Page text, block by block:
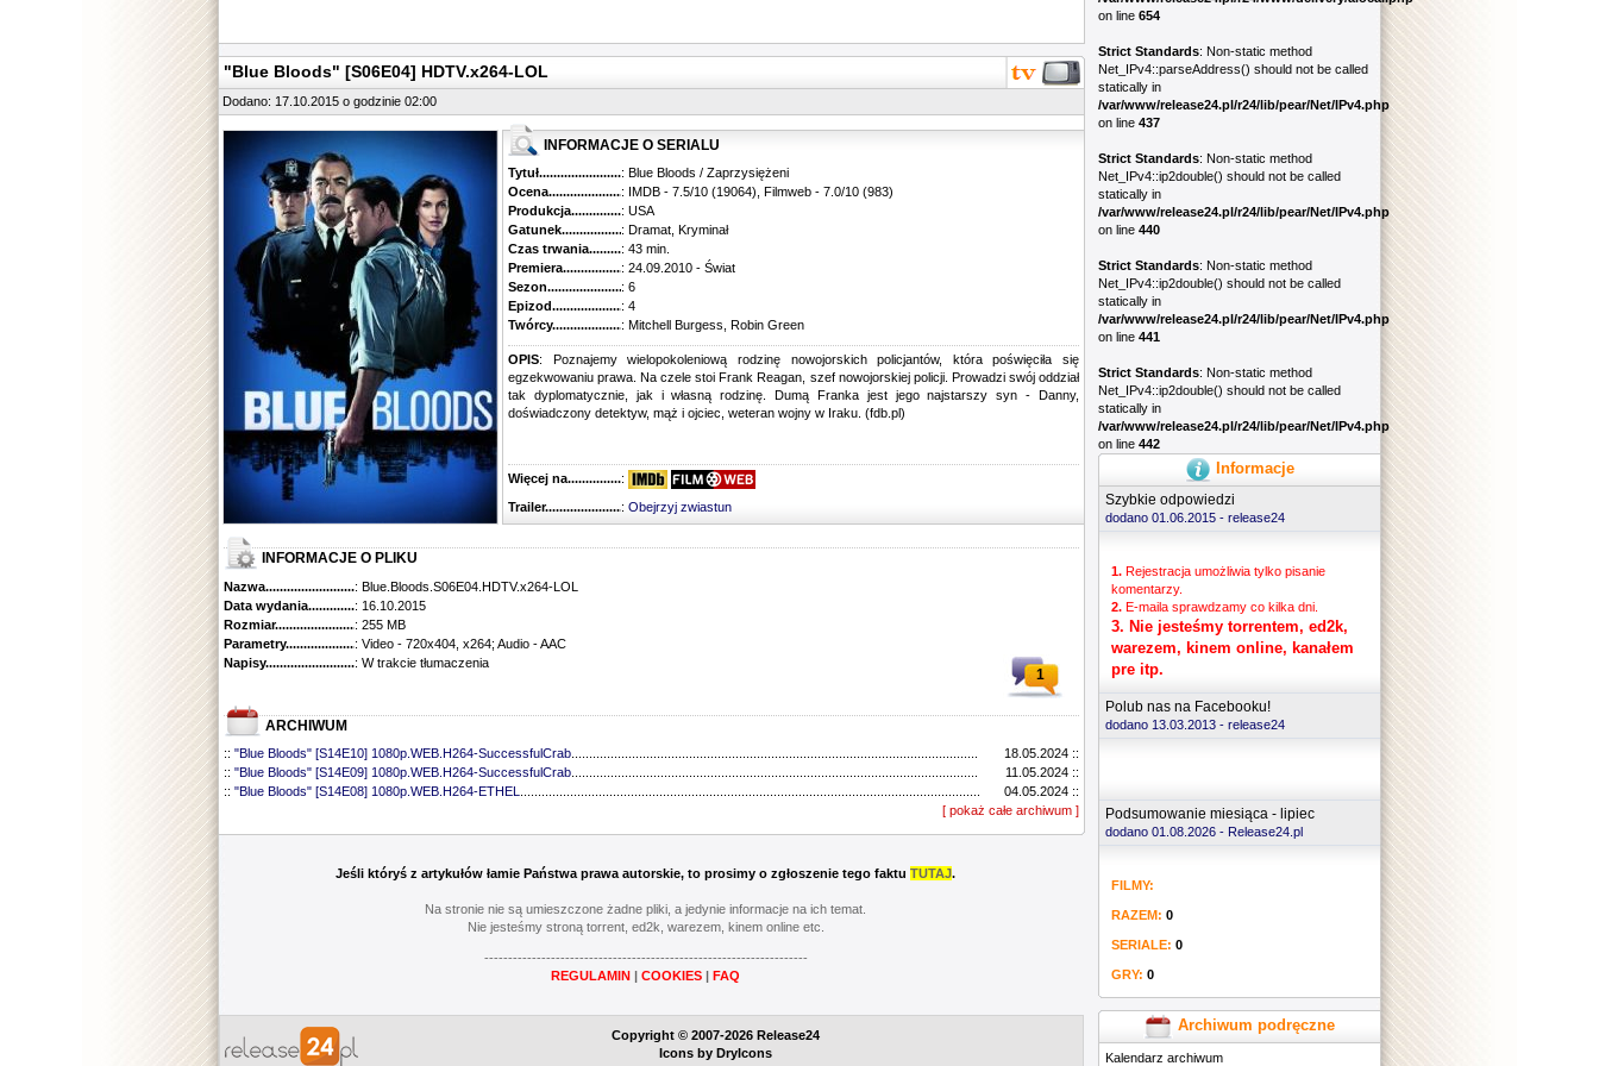
on line 654
Strict Standards: Non-static method
Net_IPv4::parseAddress() should not be called
statically in
/var/www/release24.pl/r24/lib/pear/Net/IPv4.php
on line 437
Strict Standards: Non-static method
Net_IPv4::ip2double() should not be called
statically in
/var/www/release24.pl/r24/lib/pear/Net/IPv4.php
on line 440
Strict Standards: Non-static method
Net_IPv4::ip2double() should not be called
statically in
/var/www/release24.pl/r24/lib/pear/Net/IPv4.php
on line 441
Strict Standards: Non-static method
Net_IPv4::ip2double() should not be called
statically in
/var/www/release24.pl/r24/lib/pear/Net/IPv4.php
on line 442
Informacje
Szybkie odpowiedzi
dodano 01.06.2015 - release24
1. Rejestracja umożliwia tylko pisanie
komentarzy.
2. E-maila sprawdzamy co kilka dni.
3. Nie jesteśmy torrentem, ed2k,
warezem, kinem online, kanałem
pre itp.
Polub nas na Facebooku!
dodano 13.03.2013 - release24
Podsumowanie miesiąca - lipiec
dodano 01.08.2026 - Release24.pl
FILMY:
RAZEM: 0
SERIALE: 0
GRY: 0
Archiwum podręczne
Kalendarz archiwum
"Blue Bloods" [S06E04] HDTV.x264-LOL
Dodano: 17.10.2015 o godzinie 02:00
INFORMACJE O SERIALU
Tytuł............................................: Blue Bloods / Zaprzysiężeni
Ocena.............................................: IMDB - 7.5/10 (19064), Filmweb - 7.0/10 (983)
Produkcja.........................................
: USA
Gatunek...........................................
: Dramat, Kryminał
Czas trwania......................................
: 43 min.
Premiera..........................................
: 24.09.2010 - Świat
Sezon.............................................
: 6
Epizod............................................
: 4
Twórcy...........................................: Mitchell Burgess, Robin Green
OPIS: Poznajemy wielopokoleniową rodzinę nowojorskich policjantów, która poświęciła się
egzekwowaniu prawa. Na czele stoi Frank Reagan, szef nowojorskiej policji. Prowadzi swój oddział
tak dyplomatycznie, jak i własną rodzinę. Dumą Franka jest jego najstarszy syn - Danny,
doświadczony detektyw, mąż i ojciec, weteran wojny w Iraku. (fdb.pl)
Więcej na........................................
:
Trailer...........................................
: Obejrzyj zwiastun
INFORMACJE O PLIKU
Nazwa.............................................: Blue.Bloods.S06E04.HDTV.x264-LOL
Data wydania......................................
: 16.10.2015
Rozmiar...........................................
: 255 MB
Parametry.........................................: Video - 720x404, x264; Audio - AAC
Napisy............................................: W trakcie tłumaczenia
1
ARCHIWUM
:: "Blue Bloods" [S14E10] 1080p.WEB.H264-SuccessfulCrab ..................................................................................................................................18.05.2024 ::
:: "Blue Bloods" [S14E09] 1080p.WEB.H264-SuccessfulCrab ..................................................................................................................................11.05.2024 ::
:: "Blue Bloods" [S14E08] 1080p.WEB.H264-ETHEL
04.05.2024 ::
..................................................................................................................................
27.04.2024 ::
"Blue Bloods" [S14E04] 1080p.WEB.H264-SuccessfulCrab ..................................................................................................................................
"Blue Bloods" [S14E02] 1080p.WEB.H264-NHTFS ..................................................................................................................................
"Blue Bloods" [S14E01] 1080p.WEB.H264-NHTFS..................................................................................................................................
"Blue Bloods" [S13E20] 720p.WEB.h264-ETHEL..................................................................................................................................
..................................................................................................................................
"Blue Bloods" [S13E16] 720p.WEB.h264-ETHEL ..................................................................................................................................
::"Blue Bloods" [S13E15] 1080p.WEB.H264-CAKES ..................................................................................................................................
[ pokaż całe archiwum ]
Jeśli któryś z artykułów łamie Państwa prawa autorskie, to prosimy o zgłoszenie tego faktu TUTAJ.
Na stronie nie są umieszczone żadne pliki, a jedynie informacje na ich temat.
Nie jesteśmy stroną torrent, ed2k, warezem, kinem online etc.
--------------------------------------------------------------------
REGULAMIN
COOKIES FAQ
Copyright © 2007-2026 Release24
Icons by DryIcons